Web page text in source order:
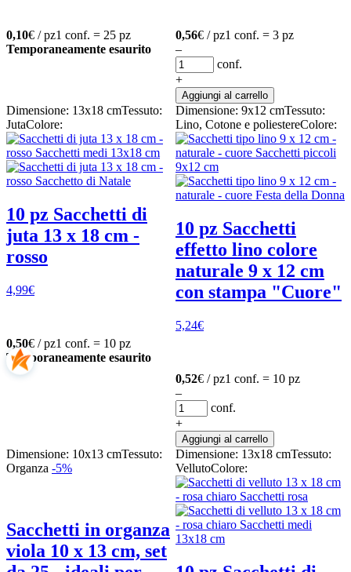
0,10€ / pz1 conf. = 25 pz
Temporaneamente esaurito
0,56€ / pz1 conf. = 3 pz
–
conf.
+
Aggiungi al carrello
Dimensione: 13x18 cmTessuto:
JutaColore:
10 pz Sacchetti di
juta 13 x 18 cm -
rosso
4,99€
0,50€ / pz1 conf. = 10 pz
Temporaneamente esaurito
Dimensione: 9x12 cmTessuto:
Lino, Cotone e poliestereColore:
10 pz Sacchetti
effetto lino colore
naturale 9 x 12 cm
con stampa "Cuore"
5,24€
0,52€ / pz1 conf. = 10 pz
–
conf.
+
Aggiungi al carrello
Dimensione: 10x13 cmTessuto:
Organza -5%
Sacchetti in organza
viola 10 x 13 cm, set
Dimensione: 13x18 cmTessuto:
VellutoColore: